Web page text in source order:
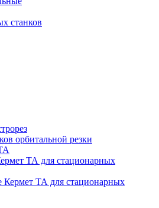
станков
орбитальной резки
ТА для стационарных
Кермет ТА для стационарных